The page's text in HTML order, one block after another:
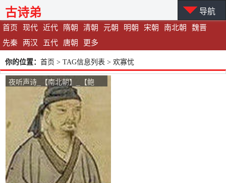
首页 现代 近代 隋朝 清朝 元朝 明朝 宋朝 南北朝
魏晋
先秦
两汉 五代 唐朝 更多
古诗弟 导航
你的位置： 首页 > TAG信息列表 > 欢寡忧
夜听声诗_【南北朝】_【鲍